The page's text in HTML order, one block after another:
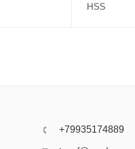
HSS
+79935174889